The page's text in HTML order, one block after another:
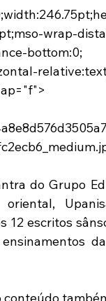
wrap-
bottom:0;
do Grupo
12 escritos